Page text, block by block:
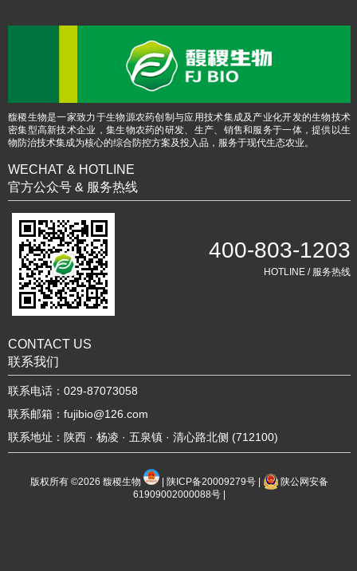
馥稷生物是一家致力于生物源农药创制与应用技术集成及产业化开发的生物技术
密集型高新技术企业，集生物农药的研发、生产、销售和服务于一体，提供以生
物防治技术集成为核心的综合防控方案及投入品，服务于现代生态农业。
WECHAT & HOTLINE
官方公众号 & 服务热线
400-803-1203
HOTLINE / 服务热线
CONTACT US
联系我们
联系电话：029-87073058
联系邮箱：fujibio@126.com
联系地址：陕西 · 杨凌 · 五泉镇 · 清心路北侧 (712100)
版权所有 ©2026馥稷生物 |陕ICP备20009279号 |
陕公网安备
61909002000088号 |